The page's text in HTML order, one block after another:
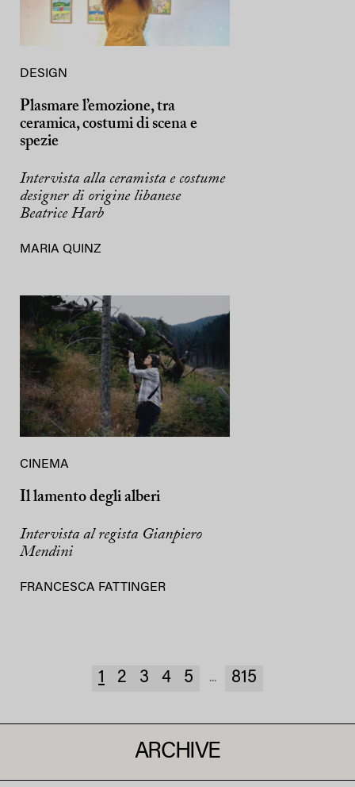
DESIGN
Plasmare l’emozione, tra
ceramica, costumi di scena e
spezie
Intervista alla ceramista e costume
designer di origine libanese
Beatrice Harb
MARIA QUINZ
CINEMA
Il lamento degli alberi
Intervista al regista Gianpiero
Mendini
FRANCESCA FATTINGER
1 2 3 4 5 ... 815
ARCHIVE